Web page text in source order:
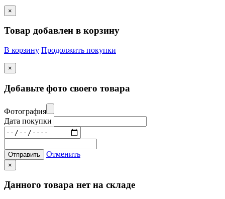
×
Товар добавлен в корзину
В корзину Продолжить покупки
×
Добавьте фото своего товара
Фотография
Дата покупки
Отправить Отменить
×
Данного товара нет на складе